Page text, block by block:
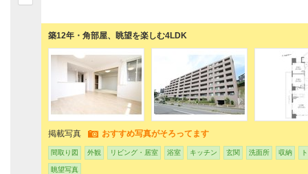
築12年・角部屋、眺望を楽しむ4LDK
掲載写真 おすすめ写真がそろってます
間取り図 外観 リビング・居室 浴室 キッチン 玄関 洗面所 収納
眺望写真